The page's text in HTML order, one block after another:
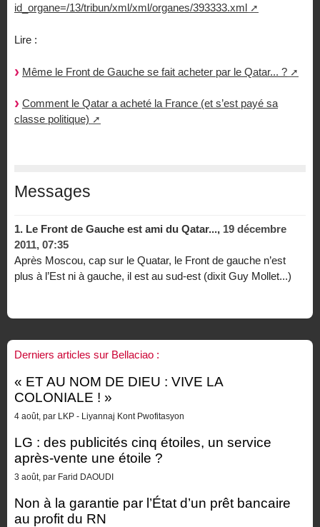
id_organe=/13/tribun/xml/xml/organes/393333.xml
Lire :
Même le Front de Gauche se fait acheter par le Qatar... ?
Comment le Qatar a acheté la France (et s’est payé sa
classe politique)
Messages
1. Le Front de Gauche est ami du Qatar..., 19 décembre
2011, 07:35
Après Moscou, cap sur le Quatar, le Front de gauche n’est
plus à l’Est ni à gauche, il est au sud-est (dixit Guy Mollet...)
Derniers articles sur Bellaciao :
« ET AU NOM DE DIEU : VIVE LA
COLONIALE ! »
4 août, par LKP - Liyannaj Kont Pwofitasyon
LG : des publicités cinq étoiles, un service
après-vente une étoile ?
3 août, par Farid DAOUDI
Non à la garantie par l’État d’un prêt bancaire
au profit du RN